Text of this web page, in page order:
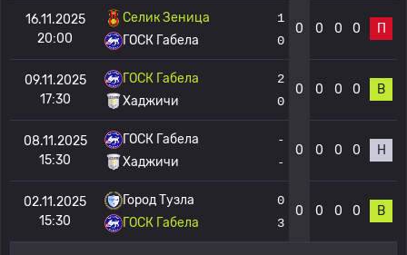
16.11.2025
20:00
Селик Зеница
ГОСК Габела
1
0
0 0 0 0 П
09.11.2025
17:30
ГОСК Габела
Хаджичи
2
0
0 0 0 0 В
08.11.2025
15:30
ГОСК Габела
Хаджичи
-
-
0 0 0 0 Н
02.11.2025
15:30
Город Тузла
ГОСК Габела
0
3
0 0 0 0 В